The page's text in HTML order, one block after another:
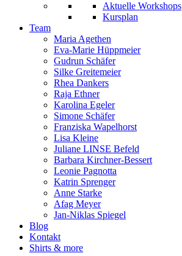
Aktuelle Workshops
Kursplan
Team
Maria Agethen
Eva-Marie Hüppmeier
Gudrun Schäfer
Silke Greitemeier
Rhea Dankers
Raja Ethner
Karolina Egeler
Simone Schäfer
Franziska Wapelhorst
Lisa Kleine
Juliane LINSE Befeld
Barbara Kirchner-Bessert
Leonie Pagnotta
Katrin Sprenger
Anne Starke
Afag Meyer
Jan-Niklas Spiegel
Blog
Kontakt
Shirts & more